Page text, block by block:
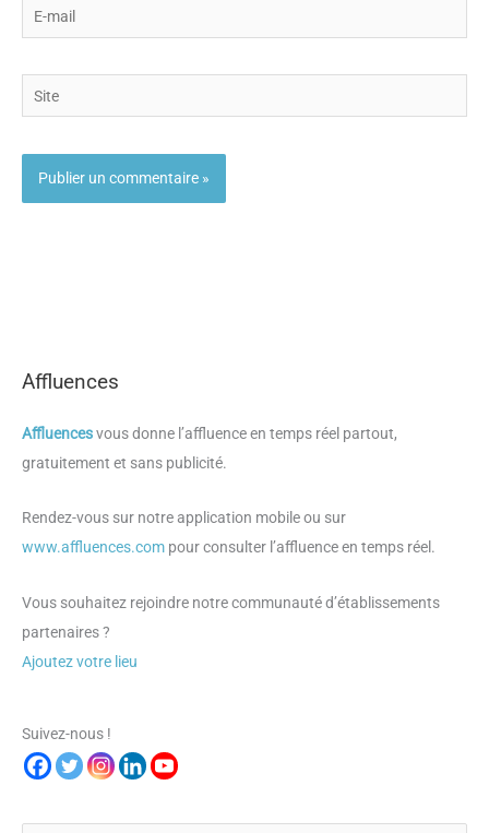
mail
Site
Affluences
Affluencesvous donne l’affluence en temps réel partout,
gratuitement et sans publicité.
Rendez-vous sur notre application mobile ou sur
www.affluences.com pour consulter l’affluence en temps réel.
Vous souhaitez rejoindre notre communauté d’établissements
partenaires ?
Ajoutez votre lieu
Suivez-nous !